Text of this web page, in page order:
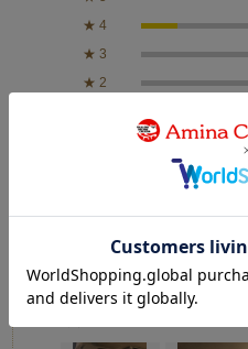
★ 4
★ 3
★ 2
お気に入り